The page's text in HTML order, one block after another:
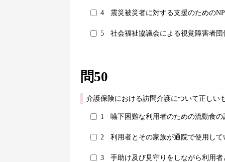
4 震災被災者に対する支援のための
5 社会福祉協議会による視覚障害者
問50
介護保険における訪問介護について正しい
1 嚥下困難な利用者のための流動食
2 利用者とその家族が通院で使用し
3 手助け及び見守りをしながら利用